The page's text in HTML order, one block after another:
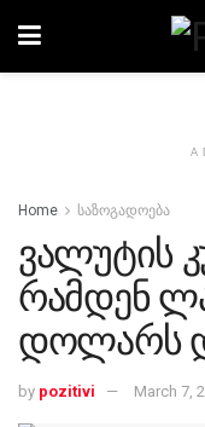
Home საზოგადოება
ვალუტის
რამდენ
დოლარს
by pozitivi March 7,